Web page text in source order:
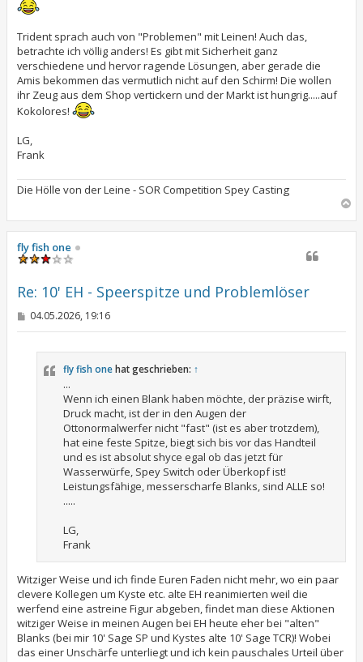
Trident sprach auch von "Problemen" mit Leinen! Auch das,
betrachte ich völlig anders! Es gibt mit Sicherheit ganz
verschiedene und hervor ragende Lösungen, aber gerade die
Amis bekommen das vermutlich nicht auf den Schirm! Die wollen
ihr Zeug aus dem Shop vertickern und der Markt ist hungrig.....auf
Kokolores!
LG,
Frank
Die Hölle von der Leine - SOR Competition Spey Casting
c
fly fish one
Re: 10' EH - Speerspitze und Problemlöser
B04.05.2026, 19:16
fly fish one hat geschrieben: ↑
...
Wenn ich einen Blank haben möchte, der präzise wirft,
Druck macht, ist der in den Augen der
Ottonormalwerfer nicht "fast" (ist es aber trotzdem),
hat eine feste Spitze, biegt sich bis vor das Handteil
und es ist absolut shyce egal ob das jetzt für
Wasserwürfe, Spey Switch oder Überkopf ist!
Leistungsfähige, messerscharfe Blanks, sind ALLE so!
.....
LG,
Frank
Witziger Weise und ich finde Euren Faden nicht mehr, wo ein paar
clevere Kollegen um Kyste etc. alte EH reanimierten weil die
werfend eine astreine Figur abgeben, findet man diese Aktionen
witziger Weise in meinen Augen bei EH heute eher bei "alten"
Blanks (bei mir 10' Sage SP und Kystes alte 10' Sage TCR)! Wobei
das einer Unschärfe unterliegt und ich kein pauschales Urteil über